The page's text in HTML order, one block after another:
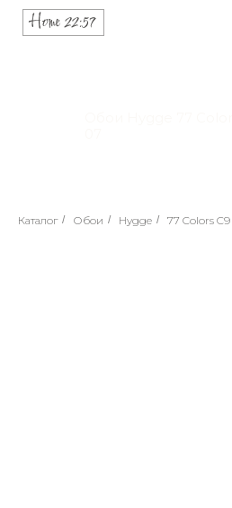
Каталог / Обои / Hygge / 77 Colors C9